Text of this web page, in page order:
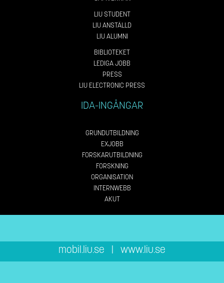
LIU STUDENT
LIU ANSTÄLLD
LIU ALUMNI
BIBLIOTEKET
LEDIGA JOBB
PRESS
LIU ELECTRONIC PRESS
IDA-INGÅNGAR
GRUNDUTBILDNING
EXJOBB
FORSKARUTBILDNING
FORSKNING
ORGANISATION
INTERNWEBB
AKUT
mobil.liu.se | www.liu.se